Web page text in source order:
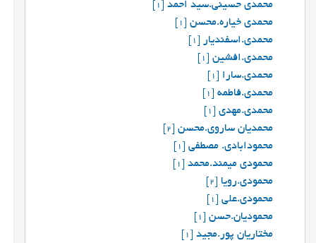
محمدی حسینی.سید احمد[1]
محمدی خیاره.محسن[1]
محمدی.اسفندیار
محمدی.افشین[1]
محمدی.سارا
محمدی.فاطمه[1]
محمدی.مهدی[1]
محمدیان ساروی.محسن[2]
محمودابادی. مصطفی[1]
محمودی میمند.محمد[1]
محمودی.رویا
محمودی.علی[1]
محمودیان.حسن[1]
مختاریان پور.مجید[1]